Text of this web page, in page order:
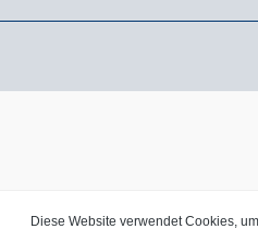
Diese Website verwendet Cookies,